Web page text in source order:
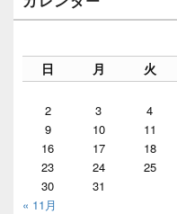
日 月 火
2
3 4
9
10 11
16
17 18
23
24 25
30
31
« 11月